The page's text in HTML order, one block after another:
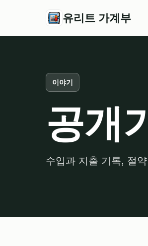
유리트 가계부
이야기
공개
수입과 지출 기록, 절